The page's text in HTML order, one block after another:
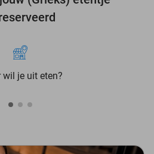
wil je uit eten?